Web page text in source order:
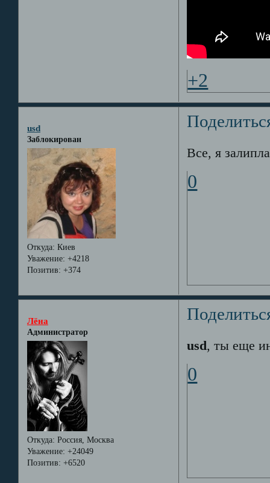
+2
usd
Заблокирован
Откуда: Киев
Уважение: +4218
Позитив: +374
Все, я
0
Лёна
Администратор
Откуда: Россия, Москва
Уважение: +24049
Позитив: +6520
usd, ты еще
0